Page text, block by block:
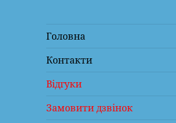
Головна
Контакти
Відгуки
Замовити дзвінок